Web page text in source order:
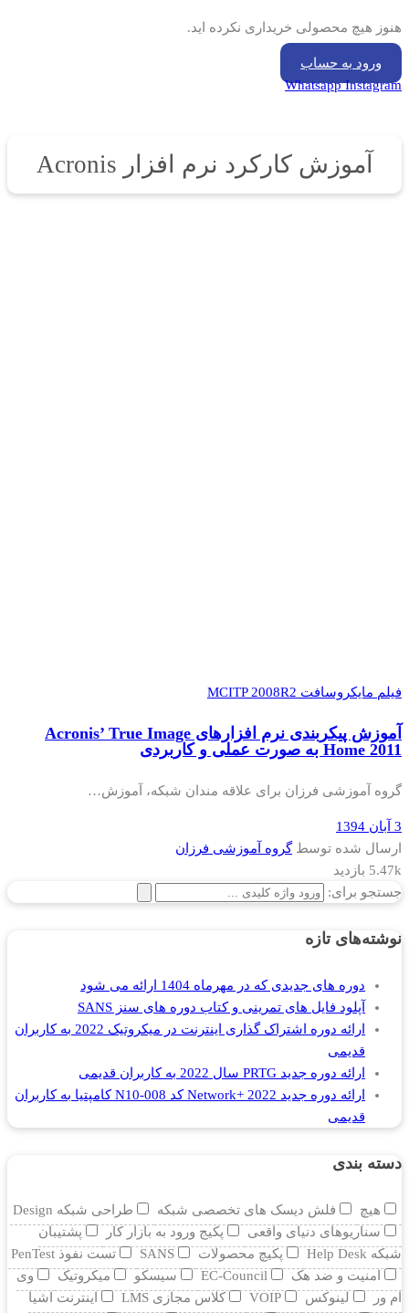
هنوز هیچ محصولی خریداری نکرده اید.
ورود به حساب
Whatsapp Instagram
آموزش کارکرد نرم افزار Acronis
فیلم مایکروسافت MCITP 2008R2
آموزش پیکربندی نرم افزارهای Acronis’ True Image
Home 2011 به صورت عملی و کاربردی
گروه آموزشی فرزان برای علاقه مندان شبکه، آموزش…
3 آبان 1394
ارسال شده توسطگروه آموزشی فرزان
5.47k بازدید
جستجو برای:
نوشته‌های تازه
دوره های جدیدی که در مهرماه 1404 ارائه می شود
آپلود فایل های تمرینی و کتاب دوره های سنز SANS
ارائه دوره اشتراک گذاری اینترنت در میکروتیک 2022 به کاربران
قدیمی
ارائه دوره جدید PRTG سال 2022 به کاربران قدیمی
ارائه دوره جدید Network+ 2022 کد N10-008 کامپتیا به کاربران
قدیمی
دسته بندی
هیچ فلش دیسک های تخصصی شبکه
طراحی شبکه Design
سناریوهای دنیای واقعی
پکیج ورود به بازار کار
پشتیبان
شبکه Help Desk
پکیچ محصولات SANS
تست نفوذ PenTest
امنیت و ضد هک
EC-Council سیسکو میکروتیک
وی
ام ور
لینوکس VOIP کلاس مجازی LMS
اینترنت اشیا